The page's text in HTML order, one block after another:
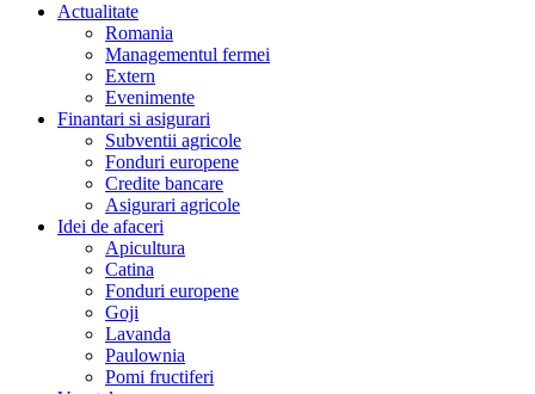
Actualitate
Romania
Managementul fermei
Extern
Evenimente
Finantari si asigurari
Subventii agricole
Fonduri europene
Credite bancare
Asigurari agricole
Idei de afaceri
Apicultura
Catina
Fonduri europene
Goji
Lavanda
Paulownia
Pomi fructiferi